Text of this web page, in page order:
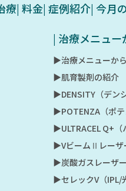
療| 料金| 症例紹介| 今月
| 治療メニュー
▶︎治療メニューか
▶︎肌育製剤の紹介
▶︎DENSITY（デン
▶︎POTENZA（ポテ
▶︎ULTRACEL Q+（
▶︎VビームⅡレーザ
▶︎炭酸ガスレーザー
▶︎セレックV（IPL/